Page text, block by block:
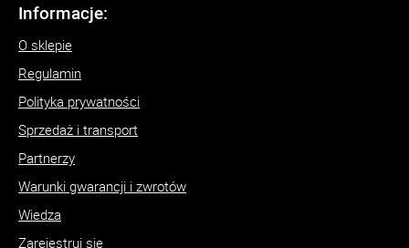
Informacje:
O sklepie
Regulamin
Polityka prywatności
Sprzedaż i transport
Partnerzy
Warunki gwarancji i zwrotów
Wiedza
Zarejestruj się